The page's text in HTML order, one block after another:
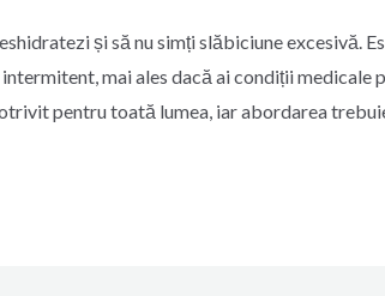
și să nu simți slăbiciune excesivă.
mai ales dacă ai condiții
pentru toată lumea, iar abordarea